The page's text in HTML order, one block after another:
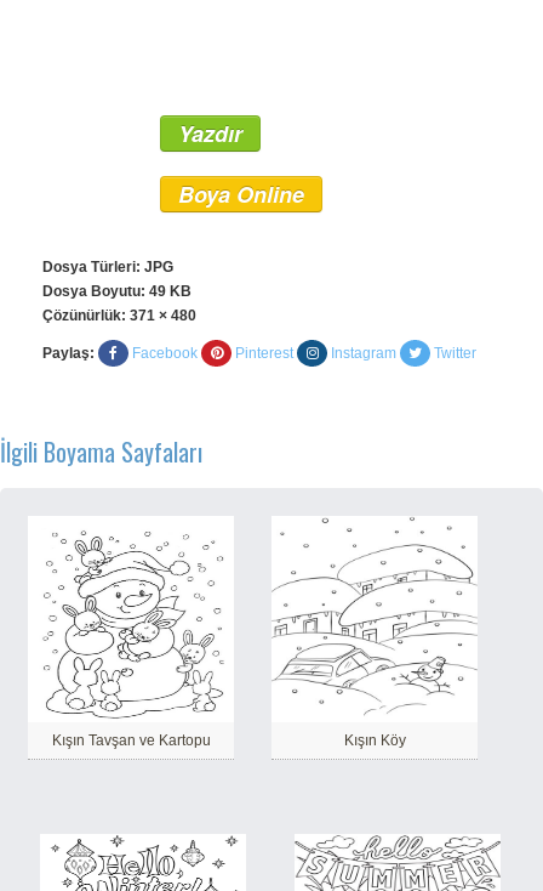
Yazdır
Boya Online
Dosya Türleri: JPG
Dosya Boyutu: 49 KB
Çözünürlük: 371 × 480
Paylaş: Facebook Pinterest Instagram Twitter
İlgili Boyama Sayfaları
Kışın Tavşan ve Kartopu Kışın Köy